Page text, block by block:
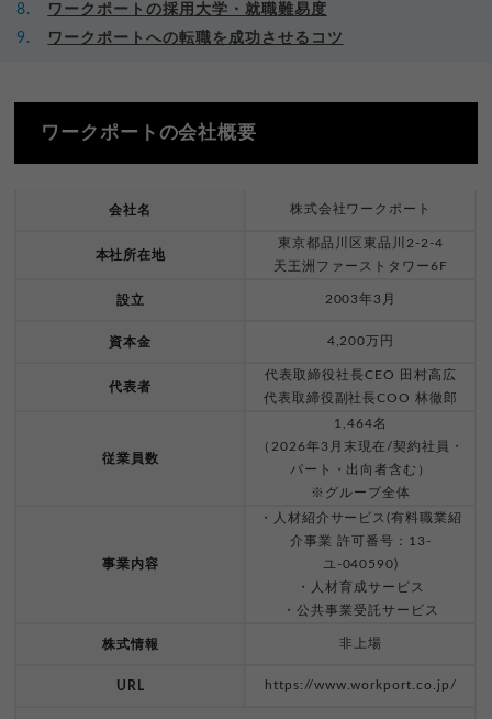
ワークポートの採用大学・就職難易度
ワークポートへの転職を成功させるコツ
ワークポートの会社概要
会社名 株式会社ワークポート
本社所在地
東京都品川区東品川2-2-4
天王洲ファーストタワー6F
設立 2003年3月
資本金 4,200万円
代表者
代表取締役社長CEO 田村高広
代表取締役副社長COO 林徹郎
従業員数
1,464名
（2026年3月末現在/契約社員・
パート・出向者含む）
※グループ全体
事業内容
・人材紹介サービス(有料職業紹
介事業 許可番号：13-
ユ-040590)
・人材育成サービス
・公共事業受託サービス
株式情報 非上場
URL https://www.workport.co.jp/